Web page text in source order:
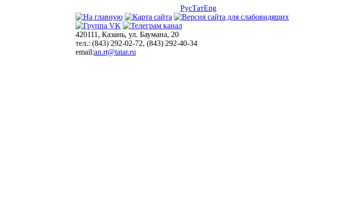
РусТатEng
420111, Казань, ул. Баумана, 20
тел.: (843) 292-02-72, (843) 292-40-34
email:an.rt@tatar.ru